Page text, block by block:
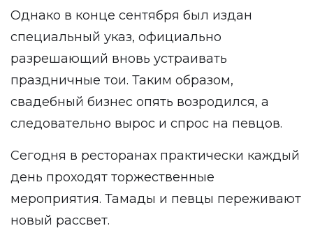
Однако в конце сентября был издан
специальный указ, официально
разрешающий вновь устраивать
праздничные тои. Таким образом,
свадебный бизнес опять возродился, а
следовательно вырос и спрос на певцов.
Сегодня в ресторанах практически каждый
день проходят торжественные
мероприятия. Тамады и певцы переживают
новый рассвет.